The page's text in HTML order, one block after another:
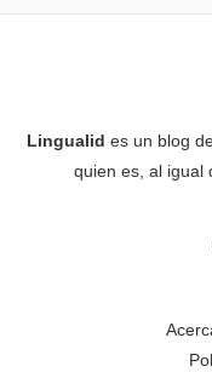
Lingualid es un blog
quien es, al igual